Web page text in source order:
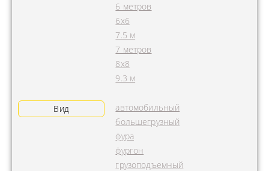
6 метров
6х6
7.5 м
7 метров
8х8
9.3 м
Вид
автомобильный
большегрузный
фура
фургон
грузоподъемный